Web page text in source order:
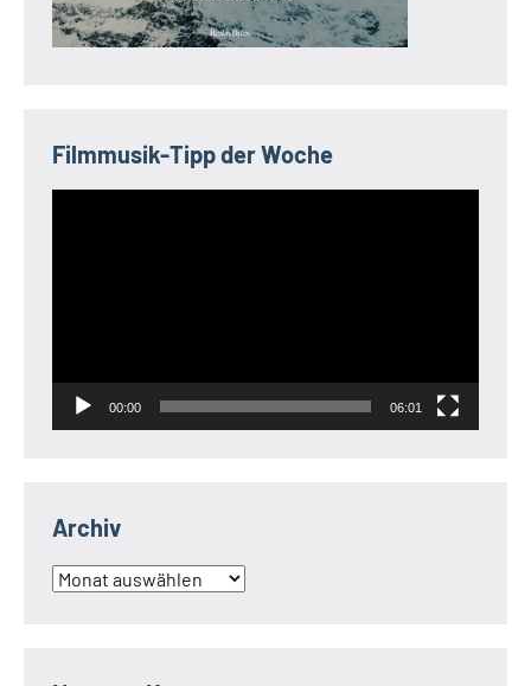
Filmmusik-Tipp der Woche
00:00 06:01
Archiv
Archiv